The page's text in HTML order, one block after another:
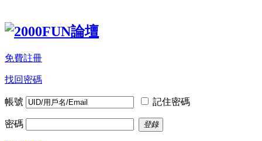
免費註冊
找回密碼
帳號 記住密碼
密碼 登錄